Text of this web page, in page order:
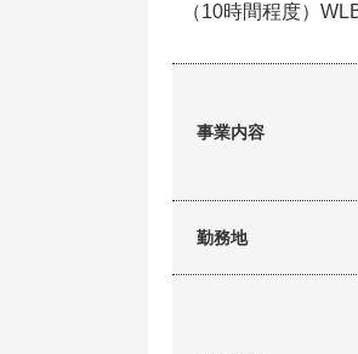
（10時間程度）
事業内容
勤務地